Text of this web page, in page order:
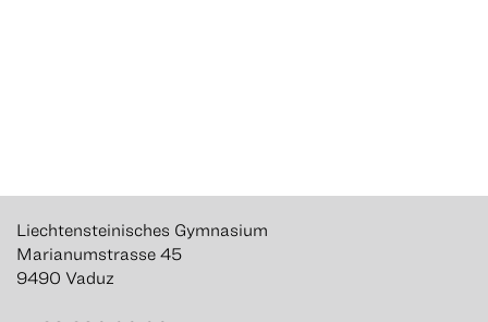
Liechtensteinisches Gymnasium
Marianumstrasse 45
9490 Vaduz